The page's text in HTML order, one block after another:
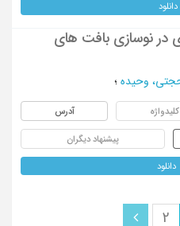
دانلود
در نوسازی بافت های
وحیده ؛
کلیدواژه آدرس
پیشنهاد دیگران
دانلود
2